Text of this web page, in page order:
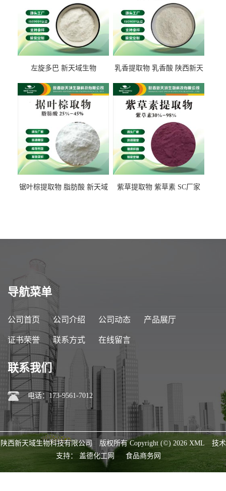
左旋多巴 新天域生物
乳香提取物 乳香酸 陕西新天
锯叶棕提取物 脂肪酸 新天域
紫草提取物 紫草素 SC厂家
导航菜单
公司首页 公司介绍 公司动态 产品展厅
证书荣誉 联系方式 在线留言
联系我们
电话：173-9561-7012
陕西新天域生物科技有限公司 版权所有 Copyright (©) 2026 XML
技术
支持： 盖德化工网 食品商务网